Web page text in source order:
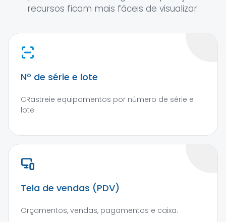
recursos ficam mais fáceis de visualizar.
Nº de série e lote
CRastreie equipamentos por número de série e
lote.
Tela de vendas (PDV)
Orçamentos, vendas, pagamentos e caixa.